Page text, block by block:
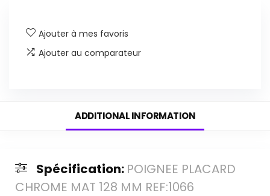
Ajouter à mes favoris
Ajouter au comparateur
ADDITIONAL INFORMATION
Spécification: POIGNEE PLACARD
CHROME MAT 128 MM REF:1066